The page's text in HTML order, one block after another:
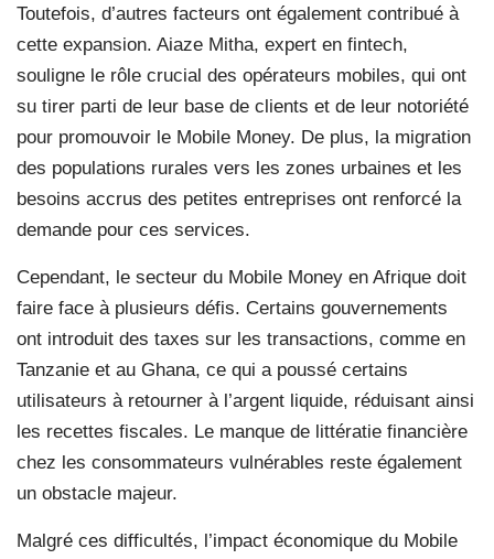
Toutefois, d’autres facteurs ont également contribué à
cette expansion. Aiaze Mitha, expert en fintech,
souligne le rôle crucial des opérateurs mobiles, qui ont
su tirer parti de leur base de clients et de leur notoriété
pour promouvoir le Mobile Money. De plus, la migration
des populations rurales vers les zones urbaines et les
besoins accrus des petites entreprises ont renforcé la
demande pour ces services.
Cependant, le secteur du Mobile Money en Afrique doit
faire face à plusieurs défis. Certains gouvernements
ont introduit des taxes sur les transactions, comme en
Tanzanie et au Ghana, ce qui a poussé certains
utilisateurs à retourner à l’argent liquide, réduisant ainsi
les recettes fiscales. Le manque de littératie financière
chez les consommateurs vulnérables reste également
un obstacle majeur.
Malgré ces difficultés, l’impact économique du Mobile